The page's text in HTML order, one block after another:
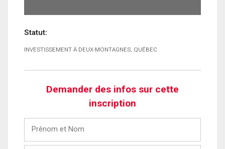
Statut:
INVESTISSEMENT À DEUX-MONTAGNES, QUÉBEC
Demander des infos sur cette
inscription
Nom